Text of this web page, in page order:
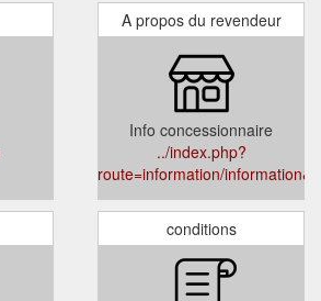
A propos du revendeur
Info concessionnaire
../index.php?
route=information/
conditions